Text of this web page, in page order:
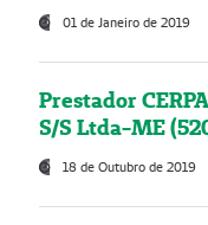
01 de Janeiro de 2019
Prestador
S/S Ltda-ME
18 de Outubro de 2019